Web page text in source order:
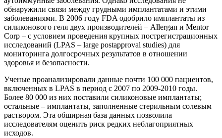
обнаружили связи между грудными имплантатами и этими
заболеваниями. В 2006 году FDA одобрило имплантаты из
силиконового геля двух производителей – Allergan и Mentor
Corp – с условием проведения крупных пострегистрационных
исследований (LPAS – large postapproval studies) для
мониторинга долгосрочных результатов в отношении
здоровья и безопасности.
Ученые проанализировали данные почти 100 000 пациентов,
включенных в LPAS в период с 2007 по 2009-2010 годы.
Более 80 000 из них поставили силиконовые имплантаты;
остальные – имплантаты, заполненные стерильным солевым
раствором. Эта обширная база данных позволила
исследователям оценить риск редких неблагоприятных
исходов.